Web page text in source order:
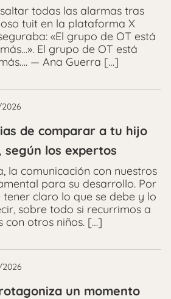
todas las alarmas tras
tuit en la plataforma X
«El grupo de OT está
El grupo de OT está
— Ana Guerra […]
de comparar a tu hijo
según los expertos
la comunicación con nuestros
para su desarrollo. Por
claro lo que se debe y lo
sobre todo si recurrimos a
con otros niños. […]
un momento